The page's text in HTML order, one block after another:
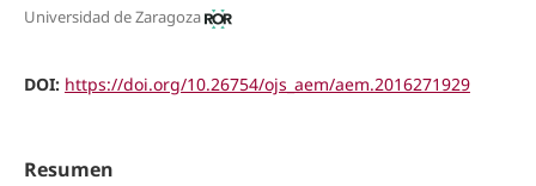
Universidad de Zaragoza
DOI: https://doi.org/10.26754/ojs_aem/aem.2016271929
Resumen